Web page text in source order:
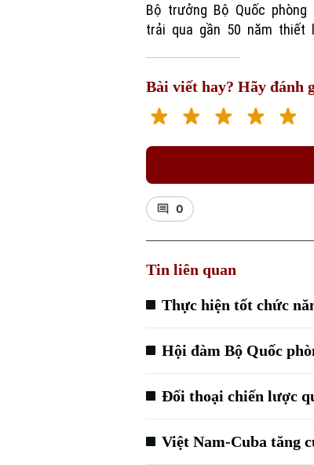
Bộ trưởng Bộ Quốc phòng
trải qua gần 50 năm thiết
Bài viết hay? Hãy đánh
0
Tin liên quan
Thực hiện tốt chức
Hội đàm Bộ Quốc
Đối thoại chiến lược
Việt Nam-Cuba tăng